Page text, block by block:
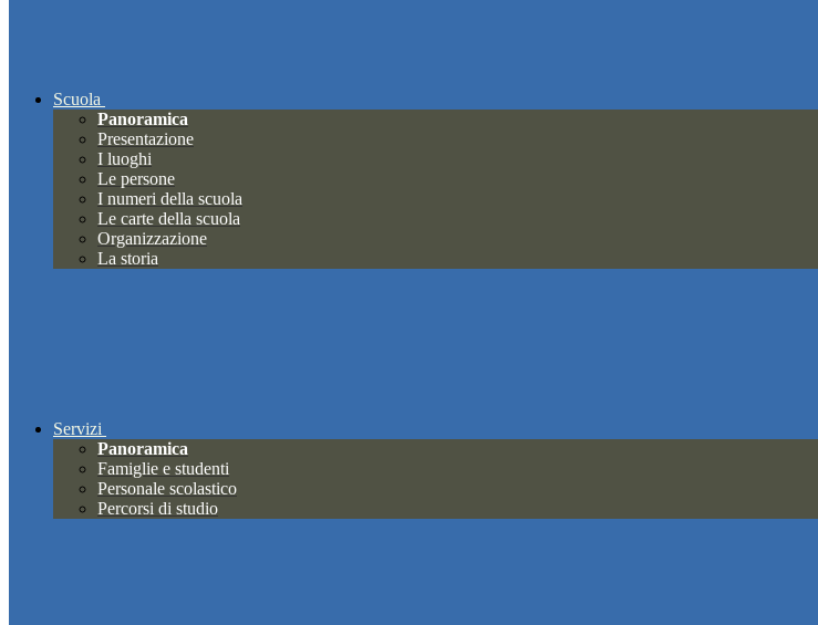
Scuola
Panoramica
Presentazione
I luoghi
Le persone
I numeri della scuola
Le carte della scuola
Organizzazione
La storia
Servizi
Panoramica
Famiglie e studenti
Personale scolastico
Percorsi di studio